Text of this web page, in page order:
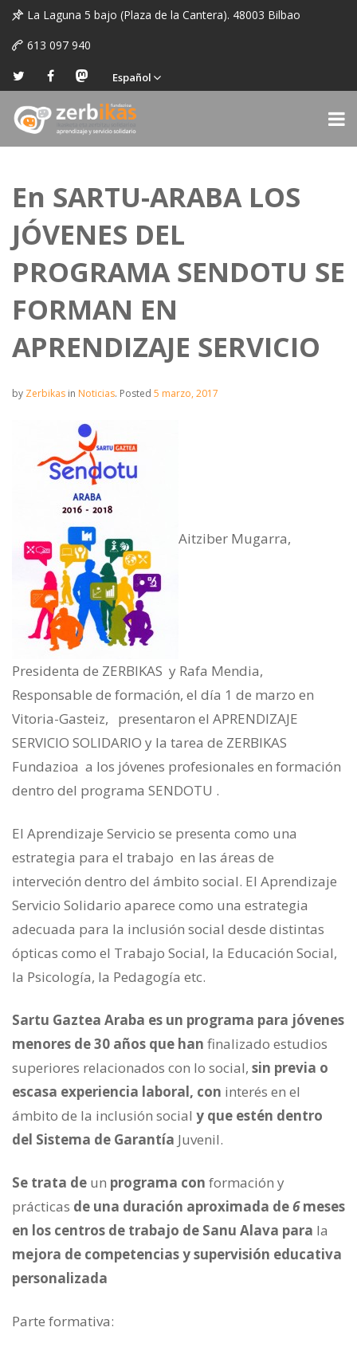
La Laguna 5 bajo (Plaza de la Cantera). 48003 Bilbao
613 097 940
Español
En SARTU-ARABA LOS
JÓVENES DEL
PROGRAMA SENDOTU SE
FORMAN EN
APRENDIZAJE SERVICIO
by Zerbikas in Noticias. Posted 5 marzo, 2017
Aitziber Mugarra,
Presidenta de ZERBIKAS y Rafa Mendia,
Responsable de formación, el día 1 de marzo en
Vitoria-Gasteiz, presentaron el APRENDIZAJE
SERVICIO SOLIDARIO y la tarea de ZERBIKAS
Fundazioa a los jóvenes profesionales en formación
dentro del programa SENDOTU .
El Aprendizaje Servicio se presenta como una
estrategia para el trabajo en las áreas de
interveción dentro del ámbito social. El Aprendizaje
Servicio Solidario aparece como una estrategia
adecuada para la inclusión social desde distintas
ópticas como el Trabajo Social, la Educación Social,
la Psicología, la Pedagogía etc.
Sartu Gaztea Araba es un programa para jóvenes
menores de30 años que han finalizado estudios
superiores relacionados con lo social, sin previa o
escasa experiencia laboral, con interés en el
ámbito de la inclusión social y que estén dentro
del Sistema de Garantía Juvenil.
Se trata de un programa con formación y
prácticas de una duración aproximada de6meses
en los centros de trabajo de Sanu Alava para la
mejora de competencias y supervisión educativa
personalizada
Parte formativa: